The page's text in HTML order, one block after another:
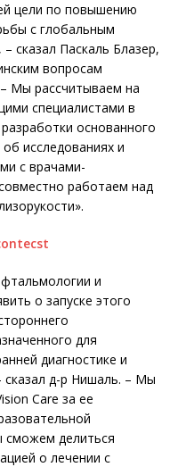
цели по повышению
с глобальным
сказал Паскаль Блазер,
вопросам
Мы рассчитываем на
специалистами в
основанного
исследованиях и
с врачами-
работаем над
и
о запуске этого
для
диагностике и
сказал д-р Нишаль. – Мы
Care за ее
сможем делиться
о лечении с